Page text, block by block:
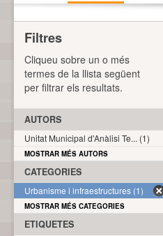
Filtres
Cliqueu sobre un o més
termes de la llista següent
per filtrar els resultats.
AUTORS
Unitat Municipal d'Anàlisi Te... (1)
MOSTRAR MÉS AUTORS
CATEGORIES
Urbanisme i infraestructures (1)
MOSTRAR MÉS CATEGORIES
ETIQUETES